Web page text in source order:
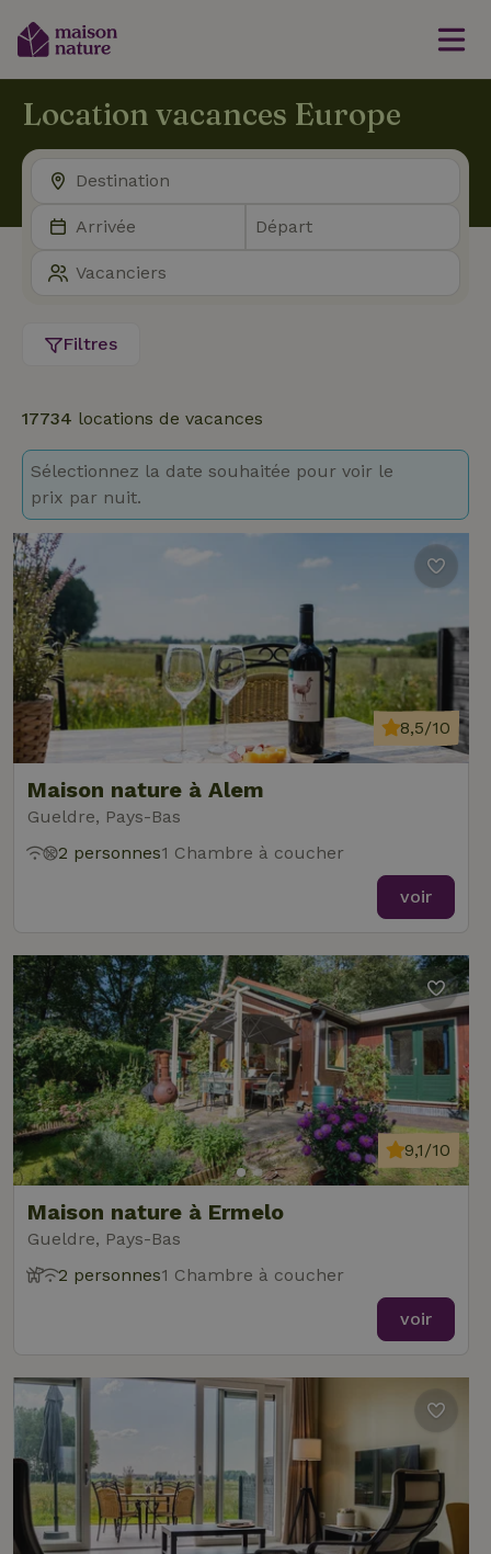
Location vacances Europe
Filtres
17734 locations de vacances
Sélectionnez la date souhaitée pour voir le
prix par nuit.
Maison nature à Alem
Gueldre, Pays-Bas
8,5/10
2 personnes1 Chambre à coucher
voir
Maison nature à Ermelo
Gueldre, Pays-Bas
9,1/10
2 personnes1 Chambre à coucher
voir